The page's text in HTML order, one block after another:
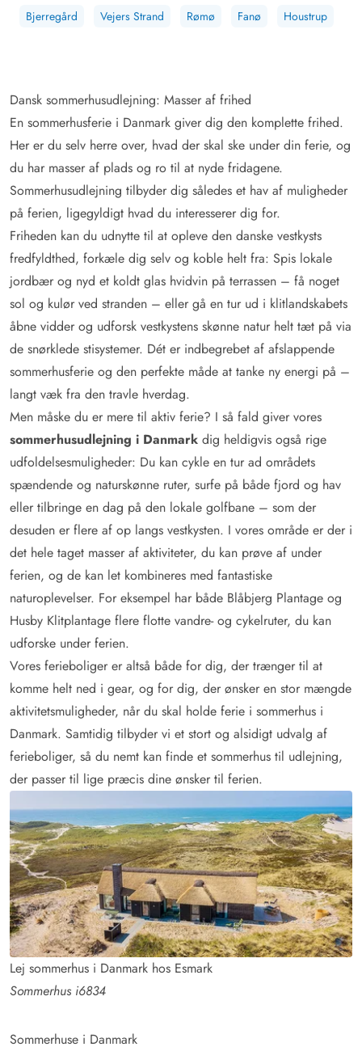
Bjerregård
Vejers Strand Rømø Fanø Houstrup
Dansk sommerhusudlejning: Masser af frihed
En sommerhusferie i Danmark giver dig den komplette frihed.
Her er du selv herre over, hvad der skal ske under din ferie, og
du har masser af plads og ro til at nyde fridagene.
Sommerhusudlejning tilbyder dig således et hav af muligheder
på ferien, ligegyldigt hvad du interesserer dig for.
Friheden kan du udnytte til at opleve den danske vestkysts
fredfyldthed, forkæle dig selv og koble helt fra: Spis lokale
jordbær og nyd et koldt glas hvidvin på terrassen – få noget
sol og kulør ved stranden – eller gå en tur ud i klitlandskabets
åbne vidder og udforsk vestkystens skønne natur helt tæt på via
de snørklede stisystemer. Dét er indbegrebet af afslappende
sommerhusferie og den perfekte måde at tanke ny energi på –
langt væk fra den travle hverdag.
Men måske du er mere til aktiv ferie? I så fald giver vores
sommerhusudlejning i Danmark dig heldigvis også rige
udfoldelsesmuligheder: Du kan cykle en tur ad områdets
spændende og naturskønne ruter, surfe på både fjord og hav
eller tilbringe en dag på den lokale golfbane – som der
desuden er flere af op langs vestkysten. I vores område er der i
det hele taget masser af aktiviteter, du kan prøve af under
ferien, og de kan let kombineres med fantastiske
naturoplevelser. For eksempel har både Blåbjerg Plantage og
Husby Klitplantage flere flotte vandre- og cykelruter, du kan
udforske under ferien.
Vores ferieboliger er altså både for dig, der trænger til at
komme helt ned i gear, og for dig, der ønsker en stor mængde
aktivitetsmuligheder, når du skal holde ferie i sommerhus i
Danmark. Samtidig tilbyder vi et stort og alsidigt udvalg af
ferieboliger, så du nemt kan finde et sommerhus til udlejning,
der passer til lige præcis dine ønsker til ferien.
Lej sommerhus i Danmark hos Esmark
Sommerhus i6834
Sommerhuse i Danmark